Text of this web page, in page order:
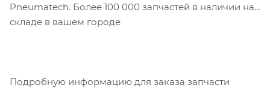
Pneumatech. Более 100 000 запчастей в наличии на
складе в вашем городе
Подробную информацию для заказа запчасти